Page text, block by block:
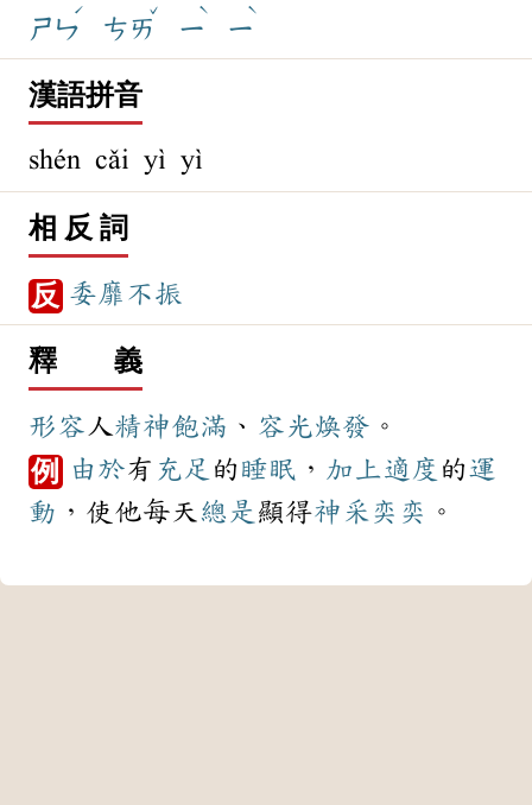
ㄕㄣ
ˊ
ㄘㄞ
ˇ
ㄧ
ˋ
ㄧ
ˋ
漢語拼音
shén cǎi yì yì
相 反 詞
反 委靡不振
釋 義
形容人精神飽滿 、 容光煥發 。
例 由於有 充足 的 睡眠 ， 加上適度 的運
動 ，使他每天 總是 顯得神采奕奕 。